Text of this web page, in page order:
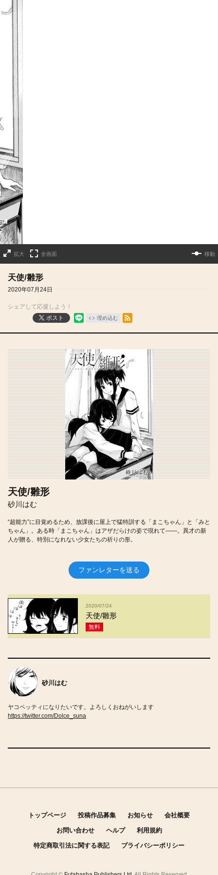
拡大 全画面 移動
天使/雛形
2020年07月24日
シェアして応援しよう！
ポスト
埋め込む
RSSフィード
天使/雛形
砂川はむ
“超能力”に目覚めるため、放課後に屋上で猛特訓する「まこちゃん」と「みと
ちゃん」。ある時「まこちゃん」はアザだらけの姿で現れて――。異才の新
人が贈る、特別になれない少女たちの祈りの形。
ファンレターを送る
2020/07/24
天使/雛形
無料
砂川はむ
ヤコペッティになりたいです。よろしくおねがいします
https://twitter.com/Dolce_suna
トップページ 投稿作品募集 お知らせ 会社概要
お問い合わせ ヘルプ 利用規約
特定商取引法に関する表記 プライバシーポリシー